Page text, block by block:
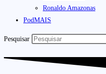
Ronaldo Amazonas
PodMAIS
Pesquisar